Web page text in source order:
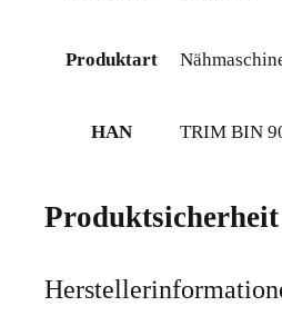
Produktart
HAN TRIM BIN
Produktsicherheit